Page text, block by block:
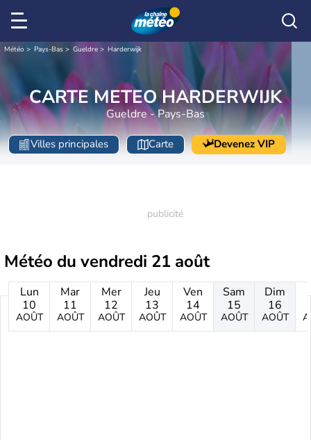
Météo Pays-Bas Gueldre Harderwijk
CARTE METEO HARDERWIJK
Gueldre - Pays-Bas
Villes principales Carte Devenez VIP
Météo du vendredi 21 août
Lun
10
AOÛT
Mar
11
AOÛT
Mer
12
AOÛT
Jeu
13
AOÛT
Ven
14
AOÛT
Sam
15
AOÛT
Dim
16
AOÛT